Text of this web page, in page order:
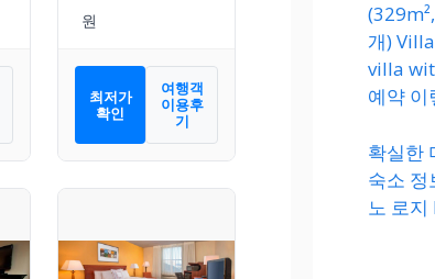
최저가
확인
여행객
이용후
기
개)
villa
예약 이
확실한
숙소 정
노 로